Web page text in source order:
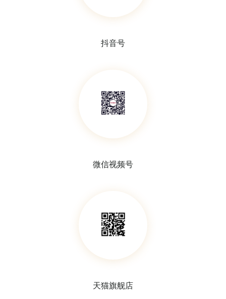
抖音号
微信视频号
天猫旗舰店